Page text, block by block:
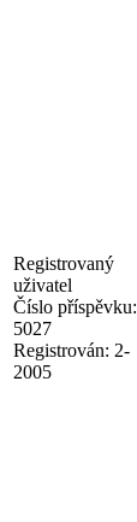
Registrovaný
uživatel
Číslo příspěvku:
5027
Registrován: 2-
2005